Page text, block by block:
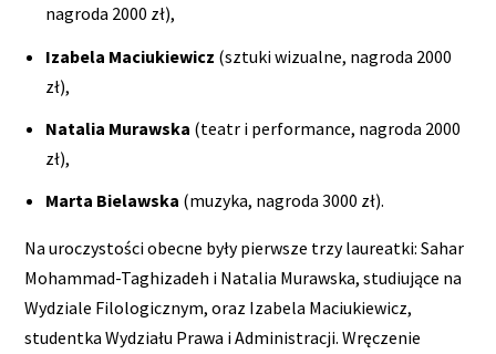
nagroda 2000 zł),
Izabela Maciukiewicz (sztuki wizualne, nagroda 2000
zł),
Natalia Murawska (teatr i performance, nagroda 2000
zł),
Marta Bielawska (muzyka, nagroda 3000 zł).
Na uroczystości obecne były pierwsze trzy laureatki: Sahar
Mohammad-Taghizadeh i Natalia Murawska, studiujące na
Wydziale Filologicznym, oraz Izabela Maciukiewicz,
studentka Wydziału Prawa i Administracji. Wręczenie